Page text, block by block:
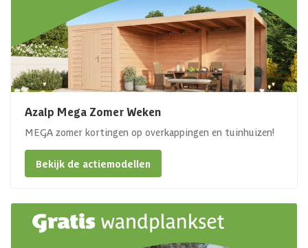
Azalp Mega Zomer Weken
MEGA zomer kortingen op overkappingen en tuinhuizen!
Bekijk de actiemodellen